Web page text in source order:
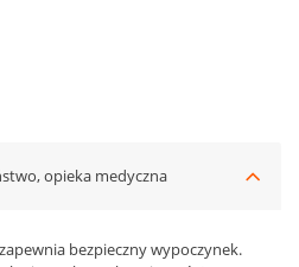
opieka medyczna
bezpieczny wypoczynek.